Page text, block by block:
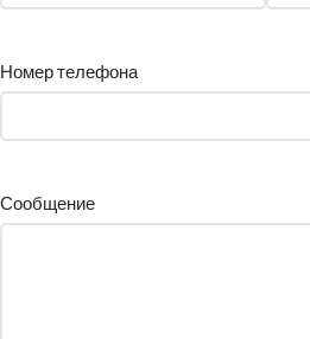
Номер телефона
Сообщение